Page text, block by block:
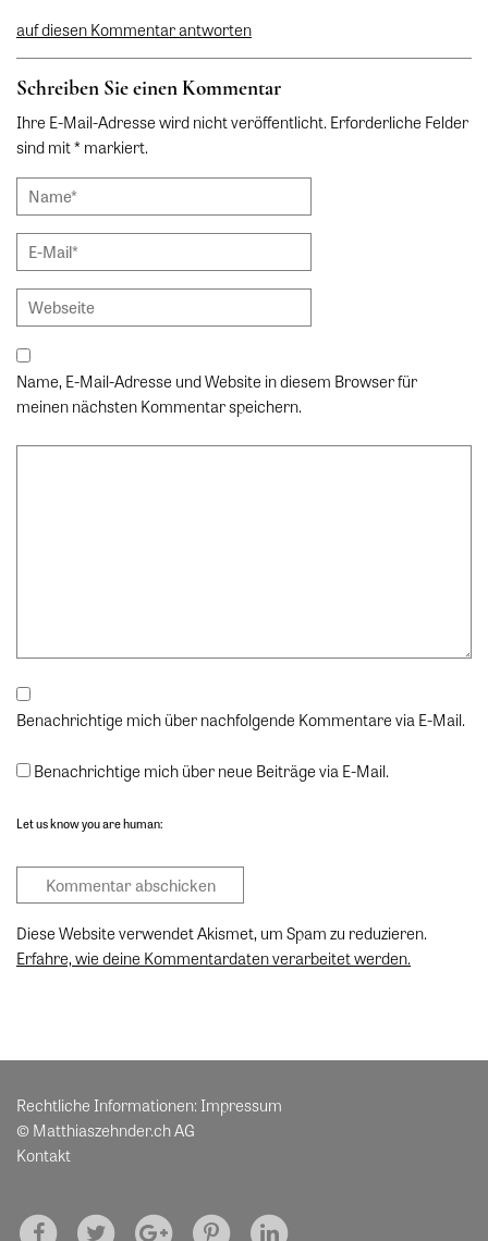
auf diesen Kommentar antworten
Schreiben Sie einen Kommentar
Ihre E-Mail-Adresse wird nicht veröffentlicht. Erforderliche Felder
sind mit * markiert.
Name, E-Mail-Adresse und Website in diesem Browser für
meinen nächsten Kommentar speichern.
Benachrichtige mich über nachfolgende Kommentare via E-Mail.
Benachrichtige mich über neue Beiträge via E-Mail.
Let us know you are human:
Diese Website verwendet Akismet, um Spam zu reduzieren.
Erfahre, wie deine Kommentardaten verarbeitet werden.
Rechtliche Informationen: Impressum
© Matthiaszehnder.ch AG
Kontakt